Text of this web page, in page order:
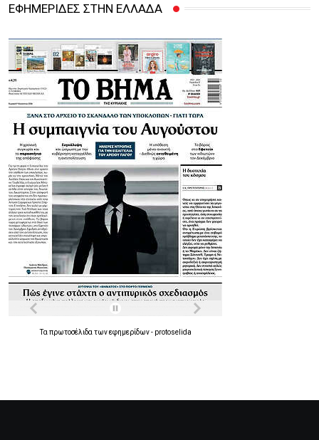
ΕΦΗΜΕΡΙΔΕΣ ΣΤΗΝ ΕΛΛΑΔΑ
Τα πρωτοσέλιδα τωνεφημερίδων- protoselida